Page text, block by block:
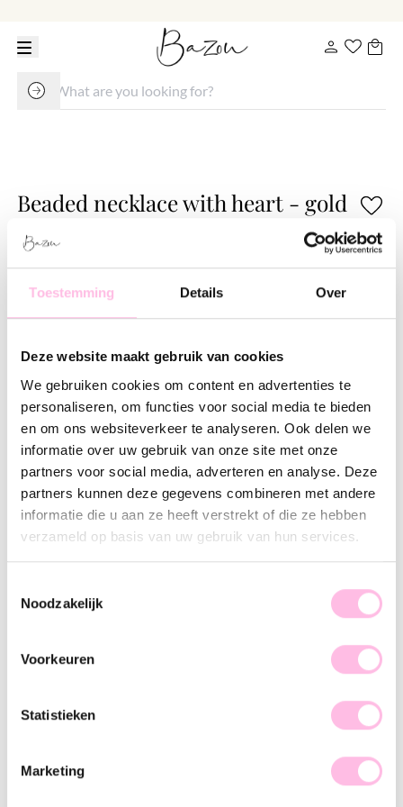
Toestemming Details Over
Deze website maakt gebruik van cookies
We gebruiken cookies om content en advertenties te
personaliseren, om functies voor social media te bieden
en om ons websiteverkeer te analyseren. Ook delen we
informatie over uw gebruik van onze site met onze
partners voor social media, adverteren en analyse. Deze
partners kunnen deze gegevens combineren met andere
informatie die u aan ze heeft verstrekt of die ze hebben
verzameld op basis van uw gebruik van hun services.
Noodzakelijk
Voorkeuren
Statistieken
Marketing
Beaded necklace with heart - gold
€ 34.95
Variants:
Gold
100% waterproof
Description Feature SKU
Hot item alert! XL beaded necklaces are the hottest trend
right now, and we can't wait to share them with you! This
beaded necklace is a must-have for your jewelry collection.
With its chunky beads, cool heart, and chic look, this
statement necklace complements any party outfit. Wear it
solo and spice up your look, girl!
€37.95